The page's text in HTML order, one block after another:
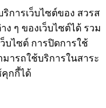
การเว็บไซต์ของ สวรส
ๆ ของเว็บไซต์ได้ รวม
บไซต์ การปิดการใช้
ารถใช้บริการในสาระ
คุกกี้ได้